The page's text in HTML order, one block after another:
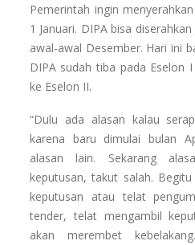
Pemerintah ingin
1 Januari. DIPA bisa
awal-awal Desember. Hari ini
DIPA sudah tiba pada Eselon
ke Eselon II.
“Dulu ada alasan kalau
karena baru dimulai bulan
alasan lain. Sekarang
keputusan, takut salah.
keputusan atau telat
tender, telat mengambil
akan merembet